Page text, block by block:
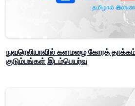
நுவரெலியாவில் கனமழை கோரத்
குடும்பங்கள் இடம்பெயர்வு